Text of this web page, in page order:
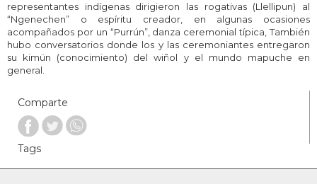
representantes indígenas dirigieron las rogativas (Llellipun) al
“Ngenechen” o espíritu creador, en algunas ocasiones
acompañados por un “Purrún”, danza ceremonial típica, También
hubo conversatorios donde los y las ceremoniantes entregaron
su kimün (conocimiento) del wiñol y el mundo mapuche en
general.
Comparte
Tags